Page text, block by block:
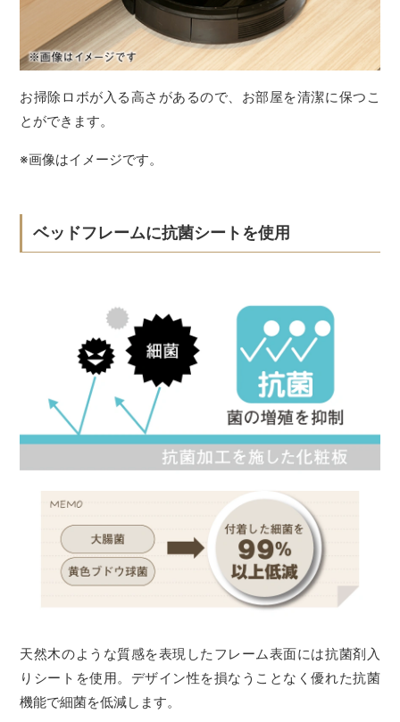
お掃除ロボが入る高さがあるので、お部屋を清潔に保つこ
とができます。
※画像はイメージです。
ベッドフレームに抗菌シートを使用
天然木のような質感を表現したフレーム表面には抗菌剤入
りシートを使用。デザイン性を損なうことなく優れた抗菌
機能で細菌を低減します。